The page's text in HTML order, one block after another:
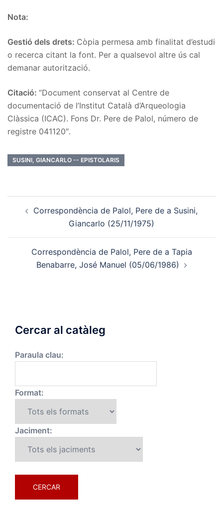
Nota:
Gestió dels drets: Còpia permesa amb finalitat d’estudi
o recerca citant la font. Per a qualsevol altre ús cal
demanar autorització.
Citació: “Document conservat al Centre de
documentació de l’Institut Català d’Arqueologia
Clàssica (ICAC). Fons Dr. Pere de Palol, número de
registre 041120″.
SUSINI, GIANCARLO -- EPISTOLARIS
navigation
Correspondència de Palol, Pere de a Susini,
Giancarlo (25/11/1975)
Correspondència de Palol, Pere de a Tapia
Benabarre, José Manuel (05/06/1986)
Cercar al catàleg
Paraula clau:
Format:
Jaciment: